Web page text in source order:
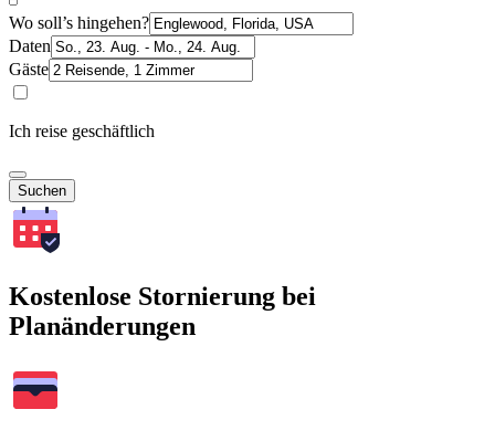
Wo soll’s hingehen?
Daten
Gäste
Ich reise geschäftlich
Suchen
Kostenlose Stornierung bei
Planänderungen